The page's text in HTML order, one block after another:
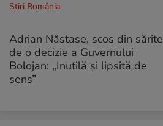
Știri România
Adrian Năstase, scos din sărite
de o decizie a Guvernului
Bolojan: „Inutilă și lipsită de
sens”